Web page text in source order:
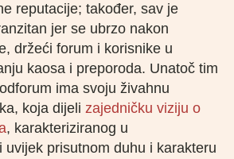
reputacije; također, sav je
jer se ubrzo nakon
držeći forum i korisnike u
kaosa i preporoda. Unatoč tim
ima svoju živahnu
koja dijeli zajedničku viziju o
, karakteriziranog u
uvijek prisutnom duhu i karakteru